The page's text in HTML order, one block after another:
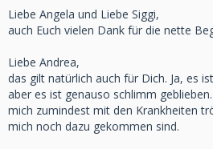
Liebe Angela und Liebe Siggi,
auch Euch vielen Dank für die nette
Liebe Andrea,
das gilt natürlich auch für Dich. Ja, es
aber es ist genauso schlimm
mich zumindest mit den Krankheiten
mich noch dazu gekommen sind.